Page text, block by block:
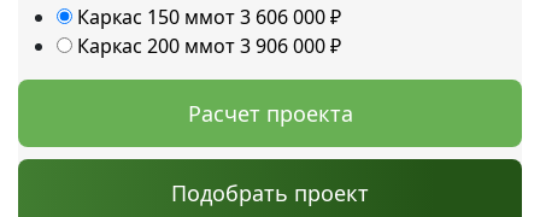
Каркас 150 ммот 3 606 000₽
Каркас 200 ммот 3 906 000₽
Расчет проекта
Подобрать проект